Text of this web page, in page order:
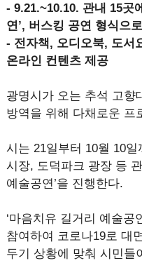
- 9.21.~10.10. 관내 15곳
연’, 버스킹 공연 형식으
- 전자책, 오디오북, 도서
온라인 컨텐츠 제공
광명시가 오는 추석 고향
방역을 위해 다채로운 프
시는 21일부터 10월 10
시장, 도덕파크 광장 등
예술공연’을 진행한다.
‘마음치유 길거리 예술공
참여하여 코로나19로 대
두기 상황에 맞춰 시민들